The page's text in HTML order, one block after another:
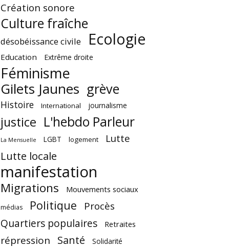
Création sonore
Culture fraîche
désobéissance civile Ecologie
Education Extrême droite
Féminisme
Gilets Jaunes grève
Histoire International journalisme
justice L'hebdo Parleur
La Mensuelle LGBT logement Lutte
Lutte locale
manifestation
Migrations Mouvements sociaux
médias Politique Procès
Quartiers populaires Retraites
répression Santé Solidarité